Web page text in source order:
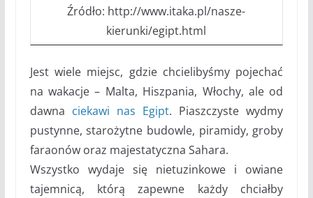
Źródło: http://www.itaka.pl/nasze-
kierunki/egipt.html
Jest wiele miejsc, gdzie chcielibyśmy pojechać
na wakacje – Malta, Hiszpania, Włochy, ale od
dawna ciekawi nas Egipt. Piaszczyste wydmy
pustynne, starożytne budowle, piramidy, groby
faraonów oraz majestatyczna Sahara.
Wszystko wydaje się nietuzinkowe i owiane
tajemnicą, którą zapewne każdy chciałby